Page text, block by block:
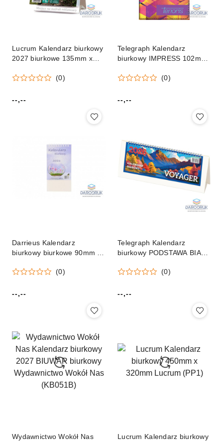
Lucrum Kalendarz biurkowy
2027 biurkowe 135mm x
(0)
Cena:
--,--
Telegraph Kalendarz
biurkowy IMPRESS 102mm
(0)
Cena:
--,--
Darrieus Kalendarz
biurkowy biurkowe 90mm x
(0)
Cena:
--,--
Telegraph Kalendarz
biurkowy PODSTAWA BIAŁA
(0)
Cena:
--,--
Wydawnictwo Wokół Nas
Lucrum Kalendarz biurkowy